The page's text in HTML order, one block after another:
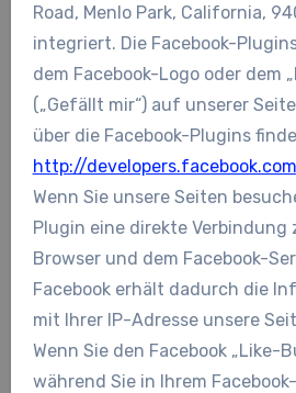
Road, Menlo Park, California,
integriert. Die Facebook-
dem Facebook-Logo oder dem
(„Gefällt mir“) auf unserer
über die Facebook-Plugins
http://
Wenn Sie unsere Seiten
Plugin eine direkte Verbindung
Browser und dem Facebook-
Facebook erhält dadurch die
mit Ihrer IP-Adresse unsere
Wenn Sie den Facebook „Like-
während Sie in Ihrem